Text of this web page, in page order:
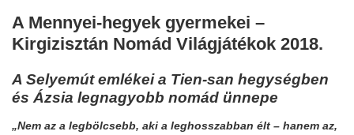
A Mennyei-hegyek gyermekei –
Kirgizisztán Nomád Világjátékok 2018.
A Selyemút emlékei a Tien-san hegységben
és Ázsia legnagyobb nomád ünnepe
„Nem az a legbölcsebb, aki a leghosszabban élt – hanem az,